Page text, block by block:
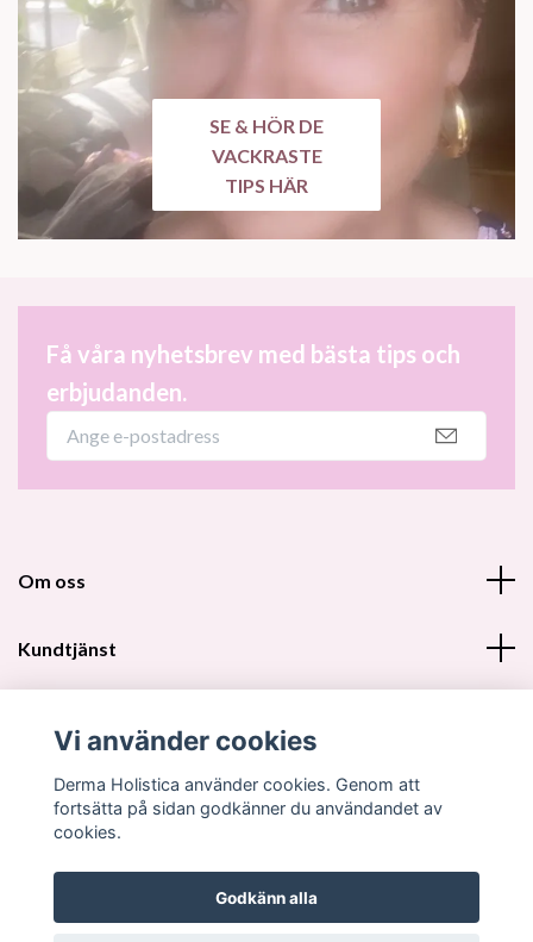
SE & HÖR DE
VACKRASTE
TIPS HÄR
Få våra nyhetsbrev med bästa tips och
erbjudanden.
Om oss
Kundtjänst
Sociala medier
Vi använder cookies
Derma Holistica använder cookies. Genom att
fortsätta på sidan godkänner du användandet av
cookies.
Godkänn alla